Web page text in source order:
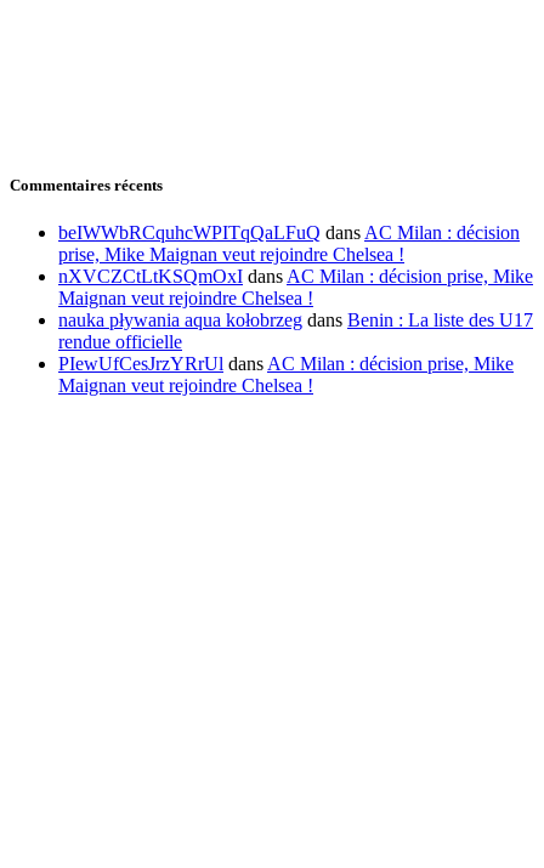
Commentaires récents
beIWWbRCquhcWPITqQaLFuQ dans AC Milan : décision
prise, Mike Maignan veut rejoindre Chelsea !
nXVCZCtLtKSQmOxI dans AC Milan : décision prise, Mike
Maignan veut rejoindre Chelsea !
nauka pływania aqua kołobrzeg dans Benin : La liste des U17
rendue officielle
PIewUfCesJrzYRrUl dans AC Milan : décision prise, Mike
Maignan veut rejoindre Chelsea !